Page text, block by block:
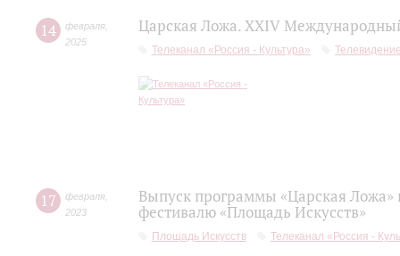
14 февраля
2025
Царская Ложа. XXIV
Телеканал «Россия - Культура»
17 февраля
2023
Выпуск программы «Царская
фестивалю «Площадь Искусств»
Площадь Искусств Телеканал «Россия -